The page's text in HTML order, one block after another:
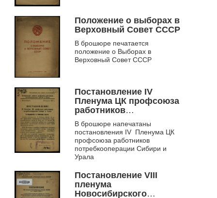
Положение о выборах в
Верховный Совет СССР
В брошюре печатается
положение о Выборах в
Верховный Совет СССР
Постановление IV
Пленума ЦК профсоюза
работников
потребкооперации
Сибири и Урала
В брошюре напечатаны
постановления IV Пленума ЦК
профсоюза работников
потребкооперации Сибири и
Урала
Постановление VIII
пленума
Новосибирского